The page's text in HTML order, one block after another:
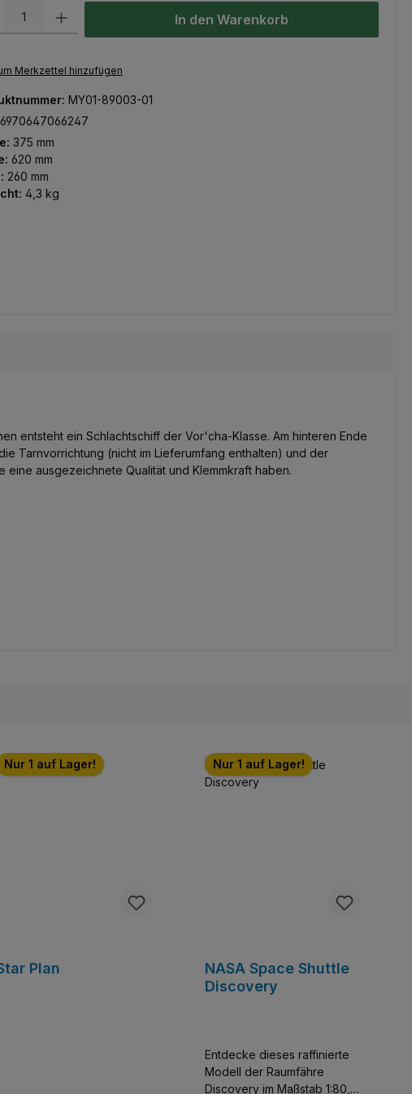
Anzahl: Gib den gewünschten Wert ein oder benutze die Schaltflächen
In den Warenkorb
Merkzettel hinzufügen
MY01-89003-01
6970647066247
375 mm
620 mm
260 mm
4,3 kg
entsteht ein Schlachtschiff der Vor'cha-Klasse. Am hinteren Ende
Tarnvorrichtung (nicht im Lieferumfang enthalten) und der
eine ausgezeichnete Qualität und Klemmkraft haben.
Nur 1 auf Lager!
Plan
Nur 1 auf Lager!
NASA Space Shuttle
Discovery
Entdecke dieses raffinierte
Modell der Raumfähre
Discovery im Maßstab 1:80,